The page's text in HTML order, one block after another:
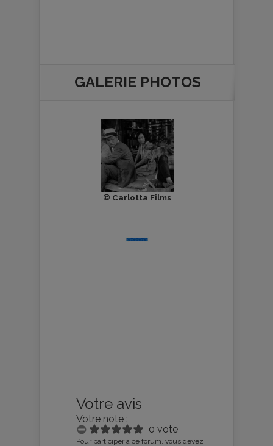
GALERIE PHOTOS
© Carlotta Films
Votre avis
Votre note :
0 vote
Pour participer à ce forum, vous devez